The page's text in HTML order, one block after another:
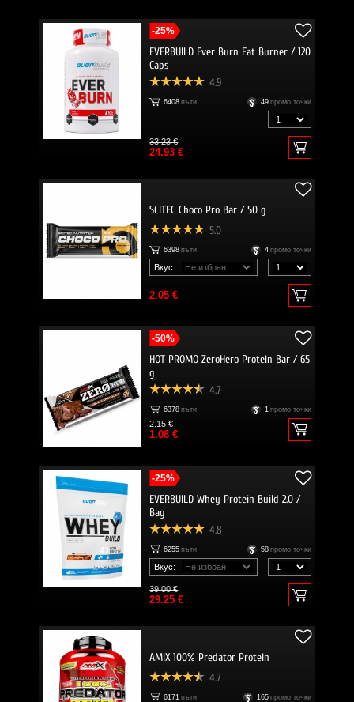
-25%
EVERBUILD Ever Burn Fat Burner / 120
Caps
4.9
6408 пъти 49 промо точки
33.23 €
24.93 €
SCITEC Choco Pro Bar / 50 g
5.0
6398 пъти 4 промо точки
Вкус:
2.05 €
-50%
HOT PROMO ZeroHero Protein Bar / 65
g
4.7
6378 пъти 1 промо точки
2.15 €
1.08 €
-25%
EVERBUILD Whey Protein Build 2.0 /
Bag
4.8
6255 пъти 58 промо точки
Вкус:
39.00 €
29.25 €
AMIX 100% Predator Protein
4.7
6171 пъти 165 промо точки